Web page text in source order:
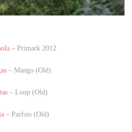
– Primark 2012
–Mango (Old)
– Loop (Old)
– Parfois (Old)